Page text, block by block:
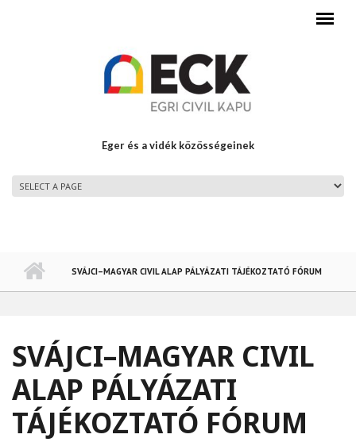
Eger és a vidék közösségeinek
SVÁJCI–MAGYAR CIVIL ALAP PÁLYÁZATI TÁJÉKOZTATÓ FÓRUM
SVÁJCI–MAGYAR CIVIL
ALAP PÁLYÁZATI
TÁJÉKOZTATÓ FÓRUM